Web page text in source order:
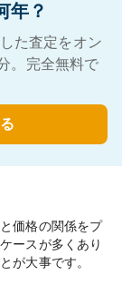
年？
た査定をオン
。完全無料で
価格の関係をプ
ースが多くあり
が大事です。